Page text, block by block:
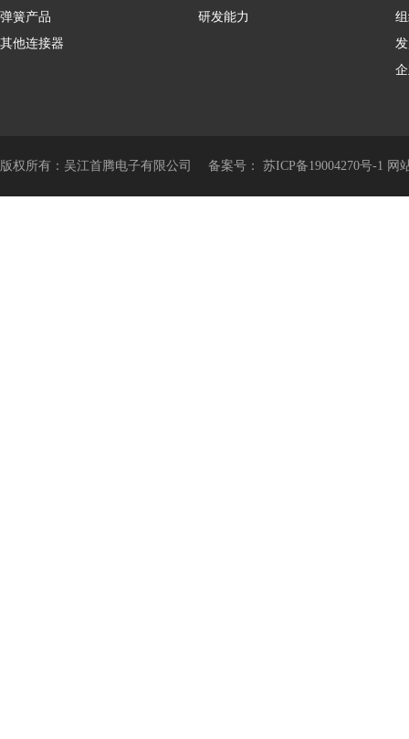
弹簧产品
其他连接器
研发能力
版权所有：吴江首腾电子有限公司 备案号： 苏ICP备19004270号-1 网